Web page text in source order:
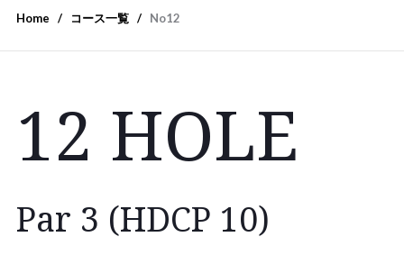
Home コース一覧 No12
12 HOLE
Par 3 (HDCP 10)